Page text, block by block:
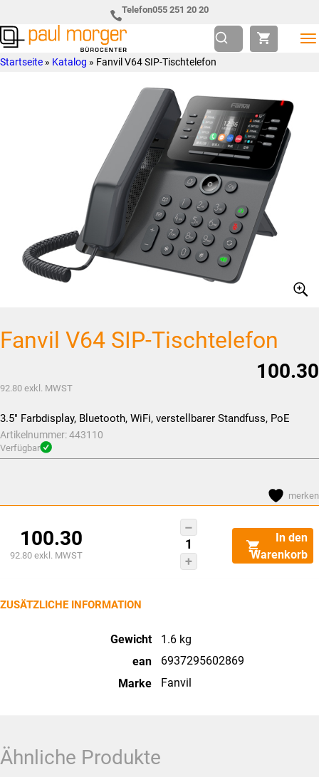
Hauptnavigation
springen
to
main
Telefon055 251 20 20
Paul
so
Startseite » Katalog » Fanvil V64 SIP-Tischtelefon
Fanvil V64 SIP-Tischtelefon
100.30
92.80 exkl. MWST
3.5″ Farbdisplay, Bluetooth, WiFi, verstellbarer Standfuss, PoE
Artikelnummer:443110
Verfügbar
merken
100.30
92.80 exkl. MWST
Fanvil
V64
SIP-
In den
Warenkorb
ZUSÄTZLICHE INFORMATION
Gewicht
1.6 kg
ean
6937295602869
Marke
Fanvil
Ähnliche Produkte